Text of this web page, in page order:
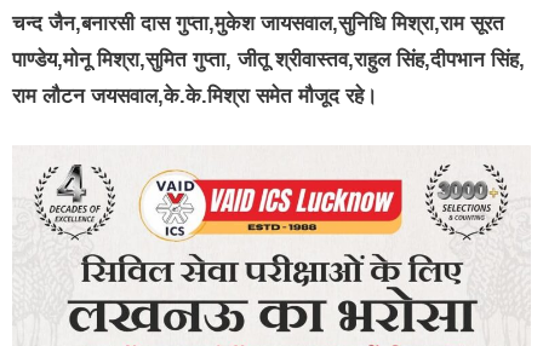
चन्द जैन,बनारसी दास गुप्ता,मुकेश जायसवाल,सुनिधि मिश्रा,राम सूरत
पाण्डेय,मोनू मिश्रा,सुमित गुप्ता, जीतू श्रीवास्तव,राहुल सिंह,दीपभान सिंह,
राम लौटन जयसवाल,के.के.मिश्रा समेत मौजूद रहे।